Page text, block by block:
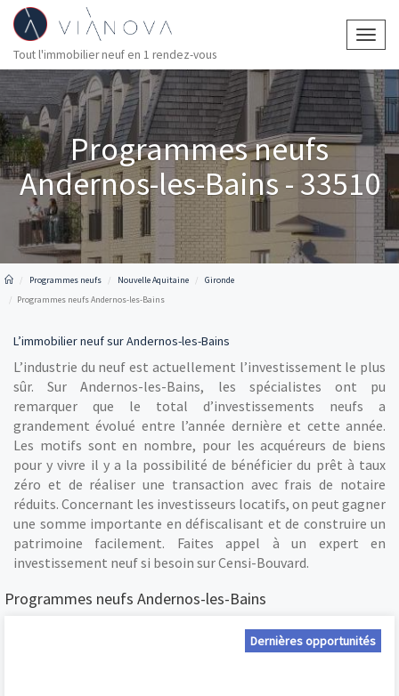
Tout l'immobilier neuf en 1 rendez-vous
Programmes neufs
Andernos-les-Bains - 33510
Programmes neufs Nouvelle Aquitaine
Gironde
Programmes neufs Andernos-les-Bains
L’immobilier neuf sur Andernos-les-Bains
L’industrie du neuf est actuellement l’investissement le plus
sûr. Sur Andernos-les-Bains, les spécialistes ont pu
remarquer que le total d’investissements neufs a
grandement évolué entre l’année dernière et cette année.
Les motifs sont en nombre, pour les acquéreurs de biens
pour y vivre il y a la possibilité de bénéficier du prêt à taux
zéro et de réaliser une transaction avec frais de notaire
réduits. Concernant les investisseurs locatifs, on peut gagner
une somme importante en défiscalisant et de construire un
patrimoine facilement. Faites appel à un expert en
investissement neuf si besoin sur Censi-Bouvard.
Programmes neufs Andernos-les-Bains
Dernières opportunités